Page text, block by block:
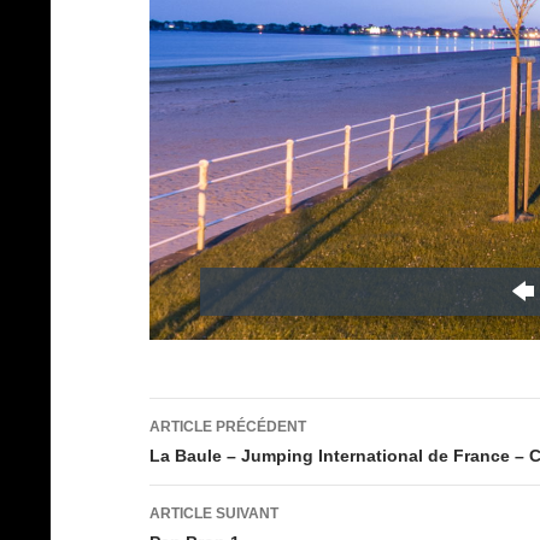
Navigation
des
articles
ARTICLE PRÉCÉDENT
La Baule – Jumping International de France –
ARTICLE SUIVANT